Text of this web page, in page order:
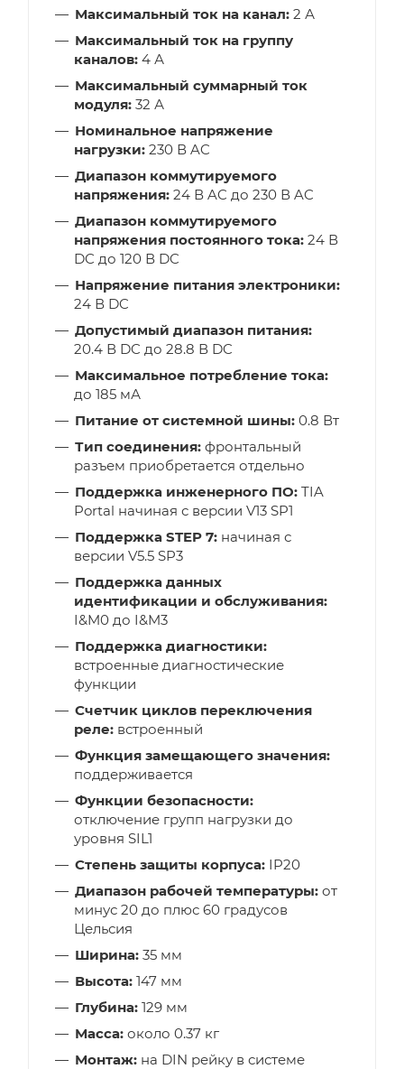
Максимальный ток на канал: 2 А
Максимальный ток на группу
каналов: 4 А
Максимальный суммарный ток
модуля: 32 А
Номинальное напряжение
нагрузки: 230 В AC
Диапазон коммутируемого
напряжения: 24 В AC до 230 В AC
Диапазон коммутируемого
напряжения постоянного тока: 24 В
DC до 120 В DC
Напряжение питания электроники:
24 В DC
Допустимый диапазон питания:
20.4 В DC до 28.8 В DC
Максимальное потребление тока:
до 185 мА
Питание от системной шины: 0.8 Вт
Тип соединения: фронтальный
разъем приобретается отдельно
Поддержка инженерного ПО: TIA
Portal начиная с версии V13 SP1
Поддержка STEP 7: начиная с
версии V5.5 SP3
Поддержка данных
идентификации и обслуживания:
I&M0 до I&M3
Поддержка диагностики:
встроенные диагностические
функции
Счетчик циклов переключения
реле: встроенный
Функция замещающего значения:
поддерживается
Функции безопасности:
отключение групп нагрузки до
уровня SIL1
Степень защиты корпуса: IP20
Диапазон рабочей температуры: от
минус 20 до плюс 60 градусов
Цельсия
Ширина: 35 мм
Высота: 147 мм
Глубина: 129 мм
Масса: около 0.37 кг
Монтаж: на DIN рейку в системе